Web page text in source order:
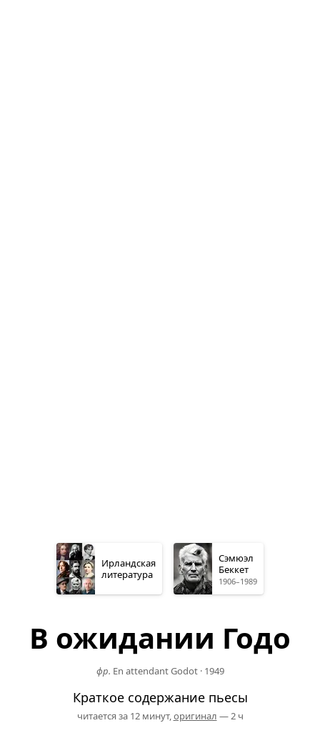
Ирландская
литература
Сэмюэл
Беккет
1906–1989
В ожидании Годо
фр. En attendant Godot· 1949
Краткое содержание пьесы
читается за 12 минут,оригинал — 2 ч